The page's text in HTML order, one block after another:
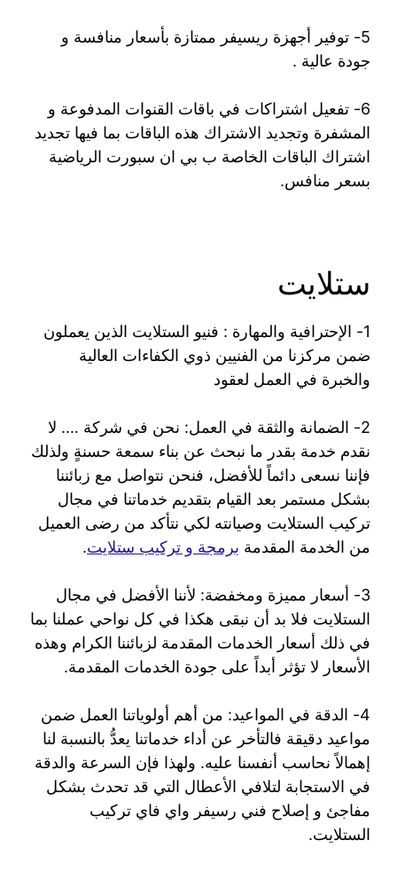
5- توفير أجهزة ريسيفر ممتازة بأسعار منافسة و
جودة عالية .
6- تفعيل اشتراكات في باقات القنوات المدفوعة و
المشفرة وتجديد الاشتراك هذه الباقات بما فيها تجديد
اشتراك الباقات الخاصة ب بي ان سبورت الرياضية
بسعر منافس.
ستلايت
1- الإحترافية والمهارة : فنيو الستلايت الذين يعملون
ضمن مركزنا من الفنيين ذوي الكفاءات العالية
والخبرة في العمل لعقود
2- الضمانة والثقة في العمل: نحن في شركة …. لا
نقدم خدمة بقدر ما نبحث عن بناء سمعة حسنةٍ ولذلك
فإننا نسعى دائماً للأفضل، فنحن نتواصل مع زبائننا
بشكل مستمر بعد القيام بتقديم خدماتنا في مجال
تركيب الستلايت وصيانته لكي نتأكد من رضى العميل
من الخدمة المقدمة برمجة و تركيب ستلايت.
3- أسعار مميزة ومخفضة: لأننا الأفضل في مجال
الستلايت فلا بد أن نبقى هكذا في كل نواحي عملنا بما
في ذلك أسعار الخدمات المقدمة لزبائننا الكرام وهذه
الأسعار لا تؤثر أبداً على جودة الخدمات المقدمة.
4- الدقة في المواعيد: من أهم أولوياتنا العمل ضمن
مواعيد دقيقة فالتأخر عن أداء خدماتنا يعدُّ بالنسبة لنا
إهمالاً نحاسب أنفسنا عليه. ولهذا فإن السرعة والدقة
في الاستجابة لتلافي الأعطال التي قد تحدث بشكل
مفاجئ و إصلاح فني رسيفر واي فاي تركيب
الستلايت.